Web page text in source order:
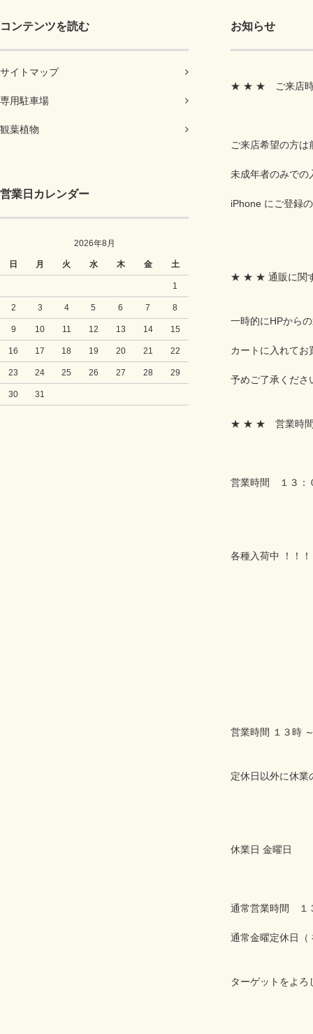
コンテンツを読む
サイトマップ
専用駐車場
観葉植物
営業日カレンダー
2026年8月
日 月 火 水 木 金 土
1
2 3 4 5 6 7 8
9 10 11 12 13 14 15
16 17 18 19 20 21 22
23 24 25 26 27 28 29
30 31
お知らせ
★ ★ ★ ご来店
ご来店希望の方
未成年者のみでの
iPhone にご登録
★ ★ ★ 通販に関
一時的にHPから
カートに入れてお
予めご了承くださ
★ ★ ★ 営業時
営業時間 １３：
各種入荷中 ！！！
営業時間 １３時
定休日以外に休業
休業日 金曜日
通常営業時間
通常金曜定休日（
ターゲットをよろ